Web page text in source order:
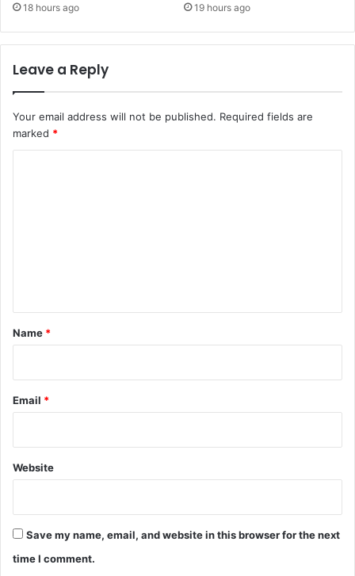
18 hours ago 19 hours ago
Leave a Reply
Your email address will not be published. Required fields are
marked *
*
Name *
Email *
Website
Save my name, email, and website in this browser for the next
time I comment.